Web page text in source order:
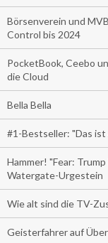
Börsenverein und
Control bis 2024
PocketBook, Ceebo
die Cloud
Bella Bella
#1-Bestseller: "Das
Hammer! "Fear:
Watergate-Urgestein
Wie alt sind die TV-
Geisterfahrer auf